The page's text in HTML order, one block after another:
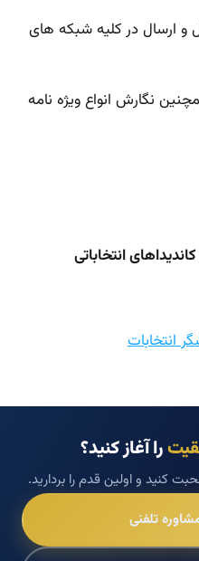
و ارسال در کلیه شبکه های
نگارش انواع ویژه نامه
انتخاباتی
انتخابات
را آغاز کنید؟
کنید و اولین قدم را بردارید.
تلفنی